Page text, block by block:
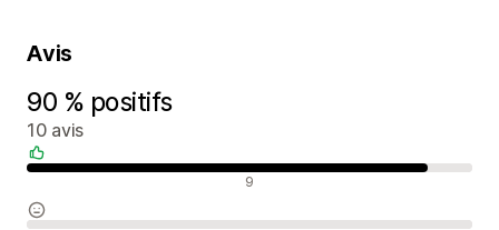
Avis
90 % positifs
10 avis
9